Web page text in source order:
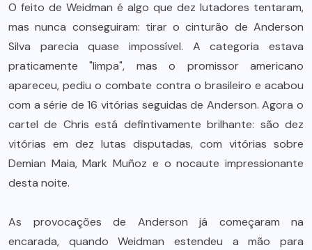
O feito de Weidman é algo que dez lutadores tentaram,
mas nunca conseguiram: tirar o cinturão de Anderson
Silva parecia quase impossível. A categoria estava
praticamente "limpa", mas o promissor americano
apareceu, pediu o combate contra o brasileiro e acabou
com a série de 16 vitórias seguidas de Anderson. Agora o
cartel de Chris está defintivamente brilhante: são dez
vitórias em dez lutas disputadas, com vitórias sobre
Demian Maia, Mark Muñoz e o nocaute impressionante
desta noite.
As provocações de Anderson já começaram na
encarada, quando Weidman estendeu a mão para